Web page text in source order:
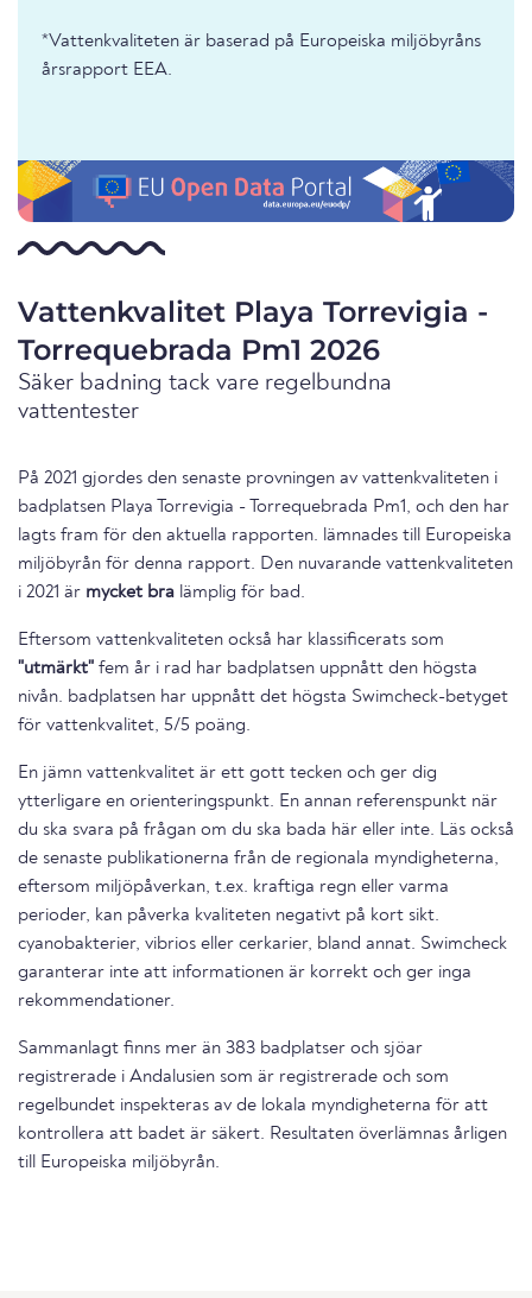
*Vattenkvaliteten är baserad på Europeiska miljöbyråns
årsrapport EEA.
Vattenkvalitet Playa Torrevigia -
Torrequebrada Pm1 2026
Säker badning tack vare regelbundna
vattentester
På 2021 gjordes den senaste provningen av vattenkvaliteten i
badplatsen Playa Torrevigia - Torrequebrada Pm1, och den har
lagts fram för den aktuella rapporten. lämnades till Europeiska
miljöbyrån för denna rapport. Den nuvarande vattenkvaliteten
i 2021 är mycket bra lämplig för bad.
Eftersom vattenkvaliteten också har klassificerats som
"utmärkt" fem år i rad har badplatsen uppnått den högsta
nivån. badplatsen har uppnått det högsta Swimcheck-betyget
för vattenkvalitet, 5/5 poäng.
En jämn vattenkvalitet är ett gott tecken och ger dig
ytterligare en orienteringspunkt. En annan referenspunkt när
du ska svara på frågan om du ska bada här eller inte. Läs också
de senaste publikationerna från de regionala myndigheterna,
eftersom miljöpåverkan, t.ex. kraftiga regn eller varma
perioder, kan påverka kvaliteten negativt på kort sikt.
cyanobakterier, vibrios eller cerkarier, bland annat. Swimcheck
garanterar inte att informationen är korrekt och ger inga
rekommendationer.
Sammanlagt finns mer än 383 badplatser och sjöar
registrerade i Andalusien som är registrerade och som
regelbundet inspekteras av de lokala myndigheterna för att
kontrollera att badet är säkert. Resultaten överlämnas årligen
till Europeiska miljöbyrån.